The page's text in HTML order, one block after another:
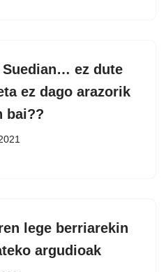
Suedian… ez dute
ez dago arazorik
bai??
lege berriarekin
argudioak